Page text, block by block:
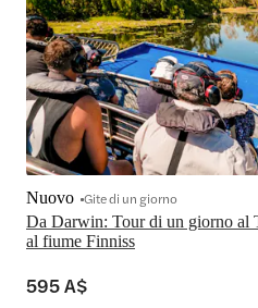
Da Darwin: Tour di un giorno al
al fiume Finniss
Nuovo Gite di un giorno
595 A$